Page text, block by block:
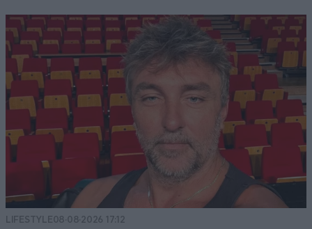
LIFESTYLE08·08·2026 17:12